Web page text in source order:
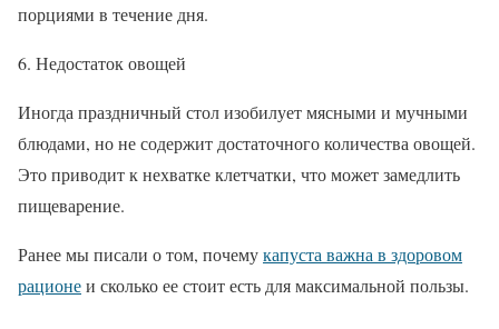
порциями в течение дня.
6. Недостаток овощей
Иногда праздничный стол изобилует мясными и мучными
блюдами, но не содержит достаточного количества овощей.
Это приводит к нехватке клетчатки, что может замедлить
пищеварение.
Ранее мы писали о том, почемукапуста важна в здоровом
рационеи сколько ее стоит есть для максимальной пользы.